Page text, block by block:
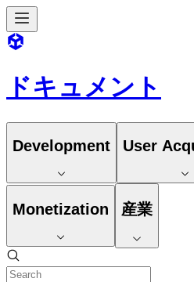
ドキュメント
Development User
Monetization 産業